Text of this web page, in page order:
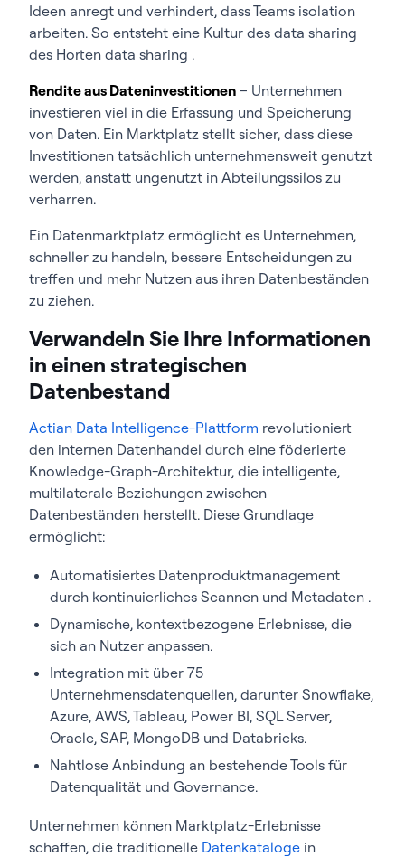
Ideen anregt und verhindert, dass Teams isolation
arbeiten. So entsteht eine Kultur des data sharing
des Horten data sharing .
Rendite aus Dateninvestitionen – Unternehmen
investieren viel in die Erfassung und Speicherung
von Daten. Ein Marktplatz stellt sicher, dass diese
Investitionen tatsächlich unternehmensweit genutzt
werden, anstatt ungenutzt in Abteilungssilos zu
verharren.
Ein Datenmarktplatz ermöglicht es Unternehmen,
schneller zu handeln, bessere Entscheidungen zu
treffen und mehr Nutzen aus ihren Datenbeständen
zu ziehen.
Verwandeln Sie Ihre Informationen
in einen strategischen
Datenbestand
Actian Data Intelligence-Plattform revolutioniert
den internen Datenhandel durch eine föderierte
Knowledge-Graph-Architektur, die intelligente,
multilaterale Beziehungen zwischen
Datenbeständen herstellt. Diese Grundlage
ermöglicht:
Automatisiertes Datenproduktmanagement
durch kontinuierliches Scannen und Metadaten .
Dynamische, kontextbezogene Erlebnisse, die
sich an Nutzer anpassen.
Integration mit über 75
Unternehmensdatenquellen, darunter Snowflake,
Azure, AWS, Tableau, Power BI, SQL Server,
Oracle, SAP, MongoDB und Databricks.
Nahtlose Anbindung an bestehende Tools für
Datenqualität und Governance.
Unternehmen können Marktplatz-Erlebnisse
schaffen, die traditionelle Datenkataloge in